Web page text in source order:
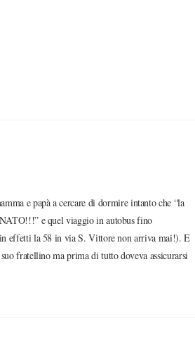
e papà a cercare di dormire intanto che “la
e quel viaggio in autobus fino
effetti la 58 in via S. Vittore non arriva mai!). E
fratellino ma prima di tutto doveva assicurarsi